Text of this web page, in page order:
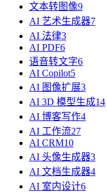
文本转图像9
AI 艺术生成器7
AI 法律3
AI PDF6
语音转文字6
AI Copilot5
AI 图像扩展3
AI 3D 模型生成14
AI 博客写作4
AI 工作流27
AI CRM10
AI 头像生成器3
AI 文档生成器4
AI 室内设计6